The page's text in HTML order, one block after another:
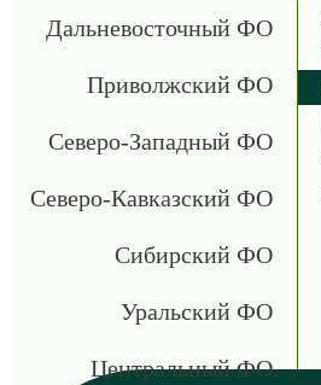
Дальневосточный ФО
Приволжский ФО
Северо-Западный ФО
Северо-Кавказский ФО
Сибирский ФО
Уральский ФО
Центральный ФО